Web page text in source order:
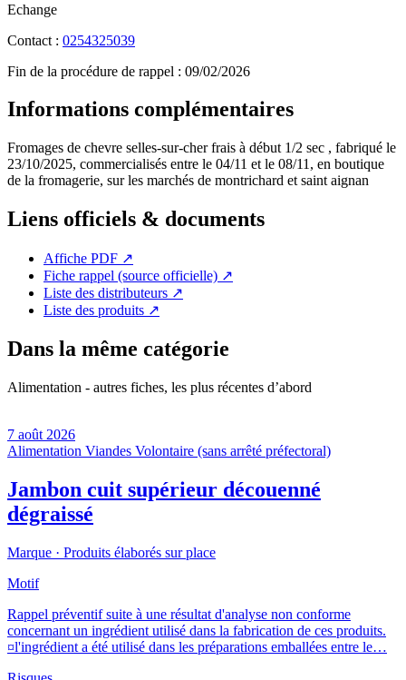
Echange
Contact : 0254325039
Fin de la procédure de rappel : 09/02/2026
Informations complémentaires
Fromages de chevre selles-sur-cher frais à début 1/2 sec , fabriqué le
23/10/2025, commercialisés entre le 04/11 et le 08/11, en boutique
de la fromagerie, sur les marchés de montrichard et saint aignan
Liens officiels & documents
Affiche PDF ↗
Fiche rappel (source officielle) ↗
Liste des distributeurs ↗
Liste des produits ↗
Dans la même catégorie
Alimentation - autres fiches, les plus récentes d’abord
7 août 2026
Alimentation Viandes Volontaire (sans arrêté préfectoral)
Jambon cuit supérieur découenné
dégraissé
Marque · Produits élaborés sur place
Motif
Rappel préventif suite à une résultat d'analyse non conforme
concernant un ingrédient utilisé dans la fabrication de ces produits.
¤l'ingrédient a été utilisé dans les préparations emballées entre le…